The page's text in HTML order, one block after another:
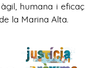
humana i eficaç
la Marina Alta.